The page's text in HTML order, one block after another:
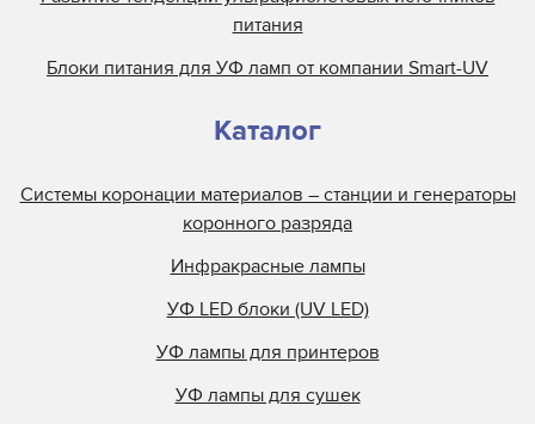
питания
Блоки питания для УФ ламп от компании Smart-UV
Каталог
Системы коронации материалов – станции и генераторы
коронного разряда
Инфракрасные лампы
УФ LED блоки (UV LED)
УФ лампы для принтеров
УФ лампы для сушек